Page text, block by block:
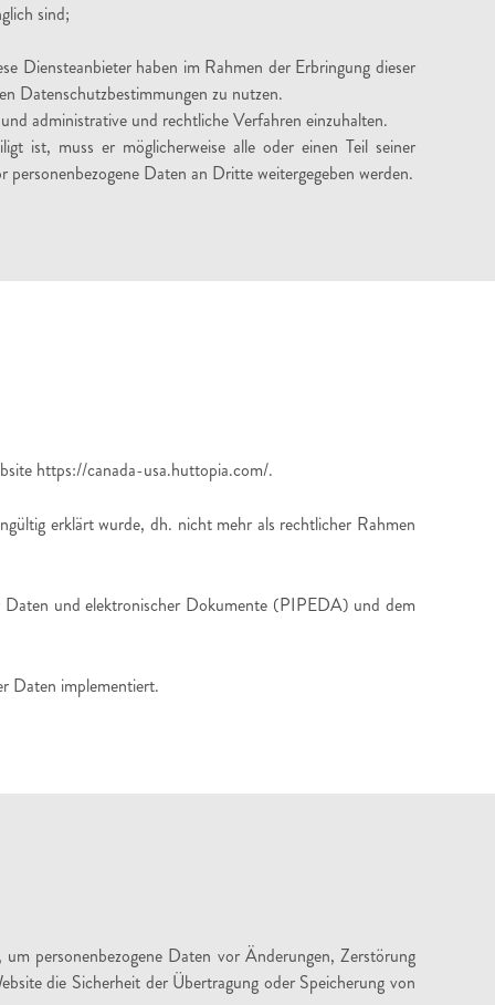
sind;
Diensteanbieter haben im Rahmen der Erbringung dieser
Datenschutzbestimmungen zu nutzen.
administrative und rechtliche Verfahren einzuhalten.
ist, muss er möglicherweise alle oder einen Teil seiner
Daten an Dritte weitergegeben werden.
https://canada-usa.huttopia.com/.
erklärt wurde, dh. nicht mehr als rechtlicher Rahmen
Daten und elektronischer Dokumente (PIPEDA) und dem
Daten implementiert.
personenbezogene Daten vor Änderungen, Zerstörung
die Sicherheit der Übertragung oder Speicherung von